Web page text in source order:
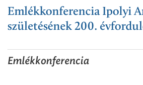
Emlékkonferencia Ipolyi
születésének 200.
Emlékkonferencia